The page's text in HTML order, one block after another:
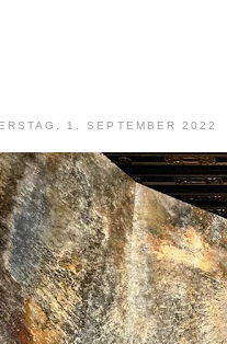
1. SEPTEMBER 2022